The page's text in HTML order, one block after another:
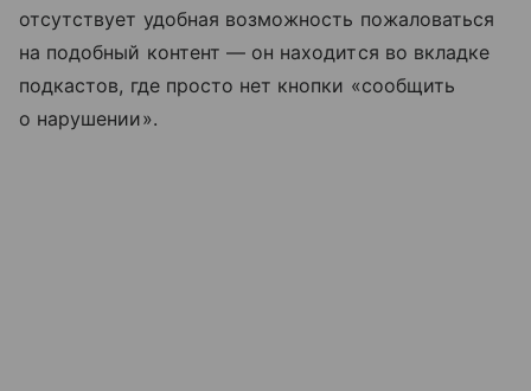
отсутствует удобная возможность пожаловаться
на подобный контент — он находится во вкладке
подкастов, где просто нет кнопки «сообщить
о нарушении».